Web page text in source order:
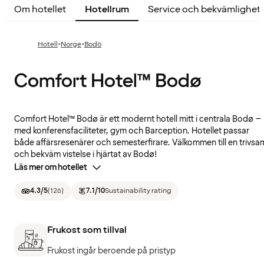
Om hotellet Hotellrum Service och
Hotell·Norge·Bodö
Comfort Hotel™ Bodø
Comfort Hotel™ Bodø är ett modernt hotell mitt i centrala Bodø –
med konferensfaciliteter, gym och Barception. Hotellet passar
både affärsresenärer och semesterfirare. Välkommen till en
och bekväm vistelse i hjärtat av Bodø!
Läs mer om hotellet
4.3/5(126) 7.1/10Sustainability rating
Frukost som tillval
Frukost ingår beroende på pristyp